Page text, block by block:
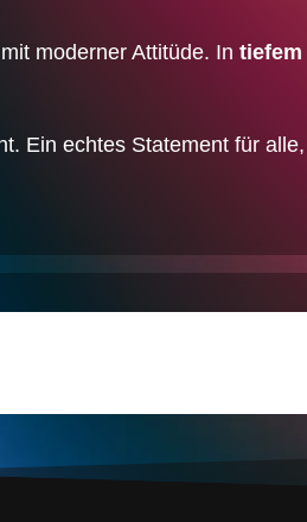
moderner Attitüde. Intiefem
Ein echtes Statement für